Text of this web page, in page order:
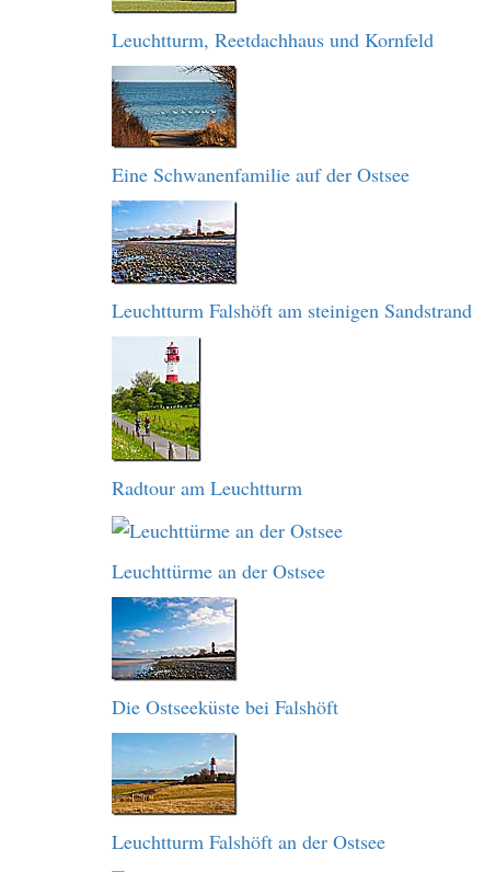
Leuchtturm, Reetdachhaus und Kornfeld
Eine Schwanenfamilie auf der Ostsee
Leuchtturm Falshöft am steinigen Sandstrand
Radtour am Leuchtturm
Leuchttürme an der Ostsee
Die Ostseeküste bei Falshöft
Leuchtturm Falshöft an der Ostsee